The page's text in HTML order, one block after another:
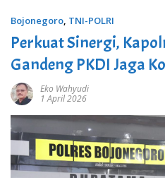
Bojonegoro, TNI-POLRI
Perkuat Sinergi,
Gandeng PKDI Jaga
Eko Wahyudi
1 April 2026